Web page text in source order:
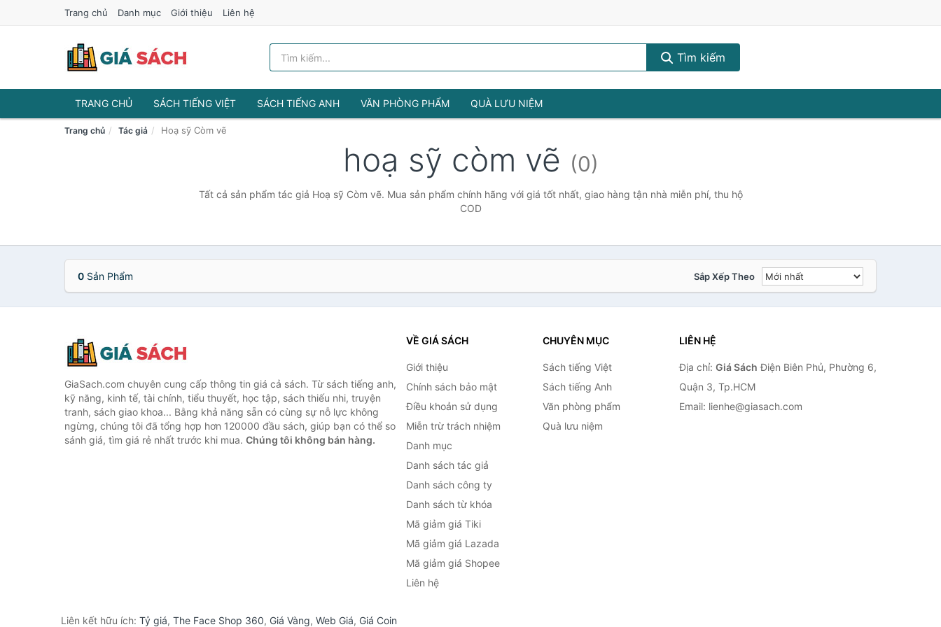
Trang chủ Danh mục Giới thiệu Liên hệ
Tìm kiếm
TRANG CHỦ SÁCH TIẾNG VIỆT SÁCH TIẾNG ANH VĂN PHÒNG PHẨM QUÀ LƯU NIỆM
Trang chủ Tác giả Hoạ sỹ Còm vẽ
hoạ sỹ còm vẽ (0)
Tất cả sản phẩm tác giả Hoạ sỹ Còm vẽ. Mua sản phẩm chính hãng với giá tốt nhất, giao hàng tận nhà miễn phí, thu hộ
COD
0 Sản Phẩm Sắp Xếp Theo
GiaSach.com chuyên cung cấp thông tin giá cả sách. Từ sách tiếng anh,
kỹ năng, kinh tế, tài chính, tiểu thuyết, học tập, sách thiếu nhi, truyện
tranh, sách giao khoa... Bằng khả năng sẵn có cùng sự nỗ lực không
ngừng, chúng tôi đã tổng hợp hơn 120000 đầu sách, giúp bạn có thể so
sánh giá, tìm giá rẻ nhất trước khi mua. Chúng tôi không bán hàng.
VỀ GIÁ SÁCH
Giới thiệu
Chính sách bảo mật
Điều khoản sử dụng
Miễn trừ trách nhiệm
Danh mục
Danh sách tác giả
Danh sách công ty
Danh sách từ khóa
Mã giảm giá Tiki
Mã giảm giá Lazada
Mã giảm giá Shopee
Liên hệ
CHUYÊN MỤC
Sách tiếng Việt
Sách tiếng Anh
Văn phòng phẩm
Quà lưu niệm
LIÊN HỆ
Địa chỉ: Giá Sách Điện Biên Phủ, Phường 6,
Quận 3, Tp.HCM
Email: lienhe@giasach.com
Liên kết hữu ích: Tỷ giá, The Face Shop 360, Giá Vàng, Web Giá, Giá Coin